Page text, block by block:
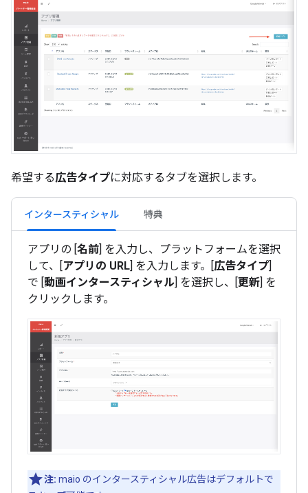
希望する広告タイプに対応するタブを選択します。
インタースティシャル 特典
アプリの [名前] を入力し、プラットフォームを選択
して、[アプリの URL] を入力します。[広告タイプ]
で [動画インタースティシャル] を選択し、[更新] を
クリックします。
注: maio のインタースティシャル広告はデフォルトで